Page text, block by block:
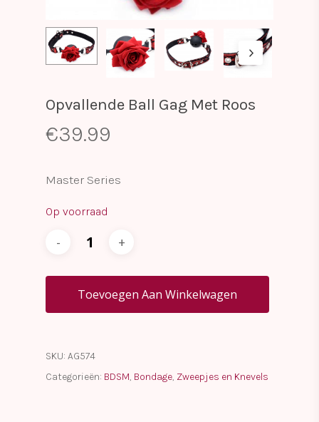
Opvallende Ball Gag Met Roos
€39.99
Master Series
Op voorraad
Toevoegen Aan Winkelwagen
SKU: AG574
Categorieën: BDSM, Bondage, Zweepjes en Knevels